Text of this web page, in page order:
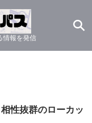
情報を発信
性抜群のローカッ